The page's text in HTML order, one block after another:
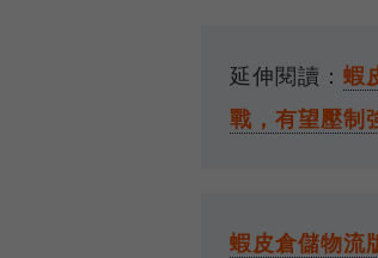
延伸閱讀： 蝦
戰，有望壓制
蝦皮倉儲物流